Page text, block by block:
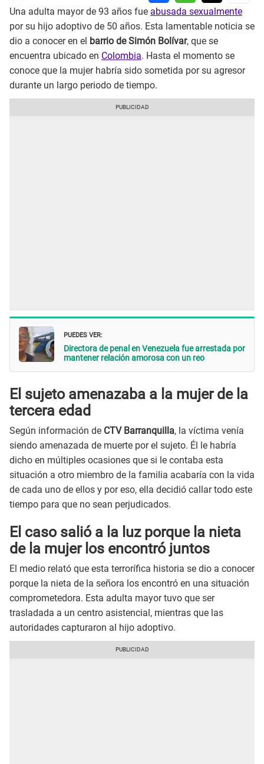
Una adulta mayor de 93 años fue abusada sexualmente
por su hijo adoptivo de 50 años. Esta lamentable noticia se
dio a conocer en el barrio de Simón Bolívar, que se
encuentra ubicado en Colombia. Hasta el momento se
conoce que la mujer habría sido sometida por su agresor
durante un largo periodo de tiempo.
PUEDES VER:
Directora de penal en Venezuela fue arrestada por
mantener relación amorosa con un reo
El sujeto amenazaba a la mujer de la
tercera edad
Según información de CTV Barranquilla, la víctima venía
siendo amenazada de muerte por el sujeto. Él le habría
dicho en múltiples ocasiones que si le contaba esta
situación a otro miembro de la familia acabaría con la vida
de cada uno de ellos y por eso, ella decidió callar todo este
tiempo para que no sean perjudicados.
El caso salió a la luz porque la nieta
de la mujer los encontró juntos
El medio relató que esta terrorífica historia se dio a conocer
porque la nieta de la señora los encontró en una situación
comprometedora. Esta adulta mayor tuvo que ser
trasladada a un centro asistencial, mientras que las
autoridades capturaron al hijo adoptivo.